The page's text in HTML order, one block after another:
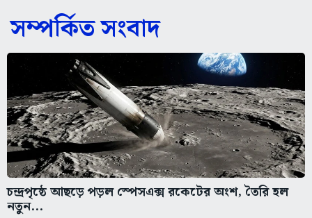
সম্পর্কিত সংবাদ
চন্দ্রপৃষ্ঠে আছড়ে পড়ল স্পেসএক্স রকেটের অংশ, তৈরি হল
নতুন...